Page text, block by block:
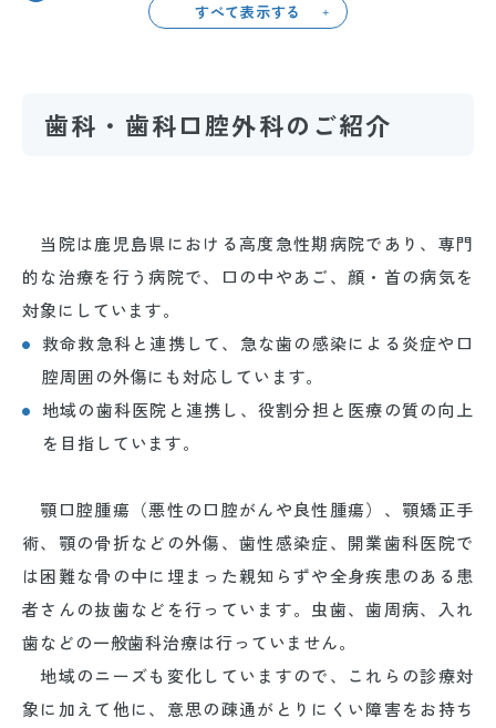
すべて表示する
歯科・歯科口腔外科のご紹介
当院は鹿児島県における高度急性期病院であり、専門
的な治療を行う病院で、口の中やあご、顔・首の病気を
対象にしています。
救命救急科と連携して、急な歯の感染による炎症や口
腔周囲の外傷にも対応しています。
地域の歯科医院と連携し、役割分担と医療の質の向上
を目指しています。
顎口腔腫瘍（悪性の口腔がんや良性腫瘍）、顎矯正手
術、顎の骨折などの外傷、歯性感染症、開業歯科医院で
は困難な骨の中に埋まった親知らずや全身疾患のある患
者さんの抜歯などを行っています。虫歯、歯周病、入れ
歯などの一般歯科治療は行っていません。
地域のニーズも変化していますので、これらの診療対
象に加えて他に、意思の疎通がとりにくい障害をお持ち